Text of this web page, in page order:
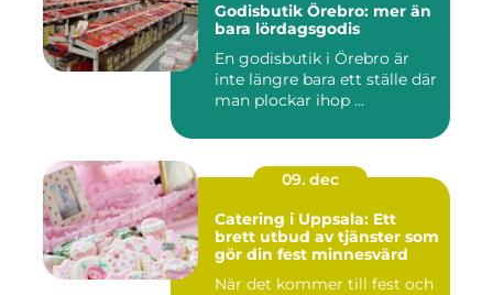
Godisbutik Örebro: mer än
bara lördagsgodis
En godisbutik i Örebro är
inte längre bara ett ställe där
man plockar ihop ...
09. dec
Catering i Uppsala: Ett
brett utbud av tjänster som
gör din fest minnesvärd
När det kommer till fest och